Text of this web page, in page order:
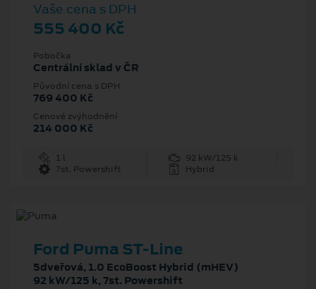
Vaše cena s DPH
555 400 Kč
Pobočka
Centrální sklad v ČR
Původní cena s DPH
769 400 Kč
Cenové zvýhodnění
214 000 Kč
1 l
92 kW/125 k
7st. Powershift
Hybrid
Ford Puma ST-Line
5dveřová, 1.0 EcoBoost Hybrid (mHEV)
92 kW/125 k, 7st. Powershift